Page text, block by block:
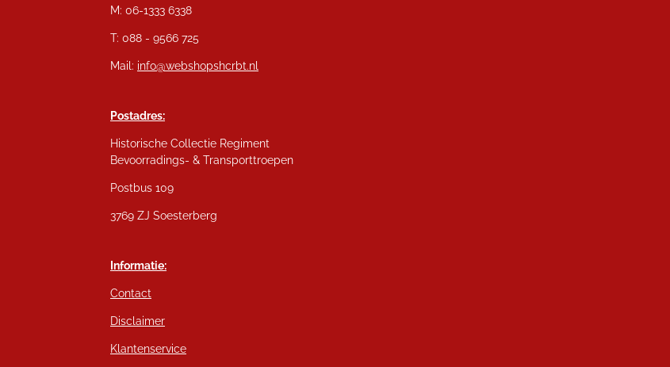
M: 06-1333 6338
T: 088 - 9566 725
Mail: info@webshopshcrbt.nl
Postadres:
Historische Collectie Regiment
Bevoorradings- & Transporttroepen
Postbus 109
3769 ZJ Soesterberg
Informatie:
Contact
Disclaimer
Klantenservice